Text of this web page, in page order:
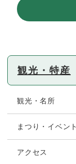
観光・特産
観光・名所
まつり・イベント
アクセス